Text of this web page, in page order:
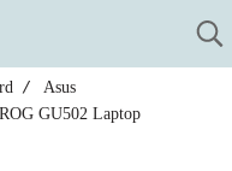
Asus
GU502 Laptop